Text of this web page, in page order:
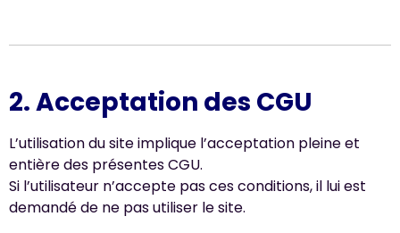
2. Acceptation des CGU
L’utilisation du site implique l’acceptation pleine et
entière des présentes CGU.
Si l’utilisateur n’accepte pas ces conditions, il lui est
demandé de ne pas utiliser le site.